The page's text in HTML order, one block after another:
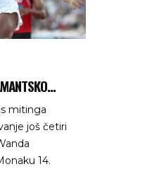
mitinga
još četiri
14.